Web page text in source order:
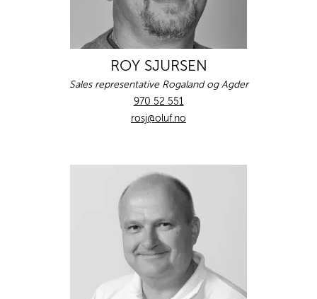
ROY SJURSEN
Sales representative Rogaland og Agder
970 52 551
rosj@oluf.no